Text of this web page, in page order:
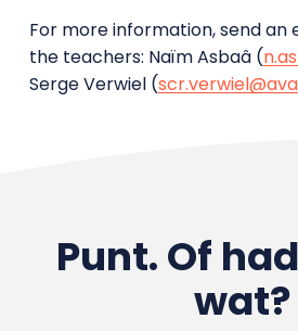
For more information, send an
the teachers: Naïm Asbaâ(
Serge Verwiel (
Punt. Of
wat?